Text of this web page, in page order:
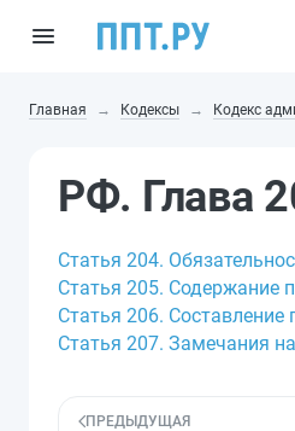
Главная Кодексы Кодекс
РФ. Глава
Статья 204.
Статья 205. Содержание
Статья 206. Составление
Статья 207. Замечания
ПРЕДЫДУЩАЯ